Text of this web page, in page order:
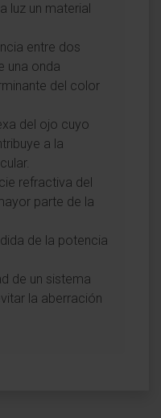
luz un material
entre dos
una onda
del color
del ojo cuyo
a la
refractiva del
parte de la
de la potencia
de un sistema
la aberración